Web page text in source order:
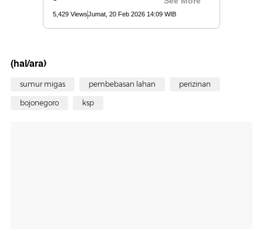
(hal/ara)
sumur migas pembebasan lahan perizinan
bojonegoro ksp